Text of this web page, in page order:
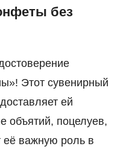
без
Этот сувенирный
ей
объятий, поцелуев,
её важную роль в